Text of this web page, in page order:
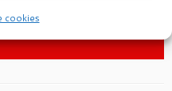
cookies
dispositions de la